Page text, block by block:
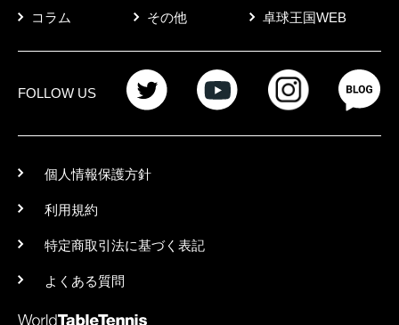
コラム その他 卓球王国WEB
FOLLOW US
個人情報保護方針
利用規約
特定商取引法に基づく表記
よくある質問